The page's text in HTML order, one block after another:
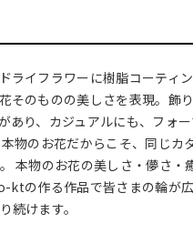
ライフラワーに樹脂コーティ
そのものの美しさを表現。飾
あり、カジュアルにも、フォ
物のお花だからこそ、同じカ
本物のお花の美しさ・儚さ・
ktの作る作品で皆さまの輪が
続けます。